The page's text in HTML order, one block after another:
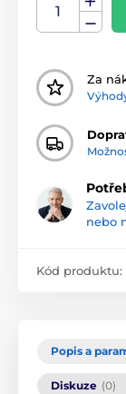
Za
nebo
Kód produktu:
Popis a
Diskuze (0)